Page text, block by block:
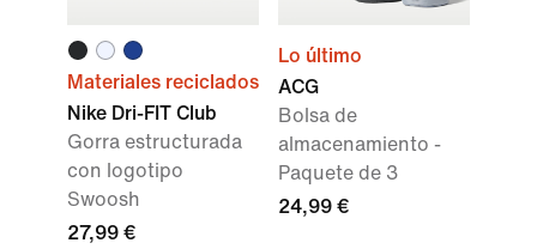
Materiales reciclados
Nike Dri-FIT Club
Gorra estructurada
con logotipo
Swoosh
27,99 €
Lo último
ACG
Bolsa de
almacenamiento -
Paquete de 3
24,99 €